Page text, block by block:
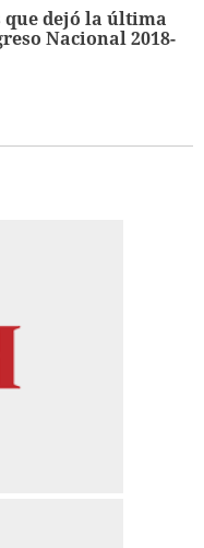
que dejó la última
Nacional 2018-